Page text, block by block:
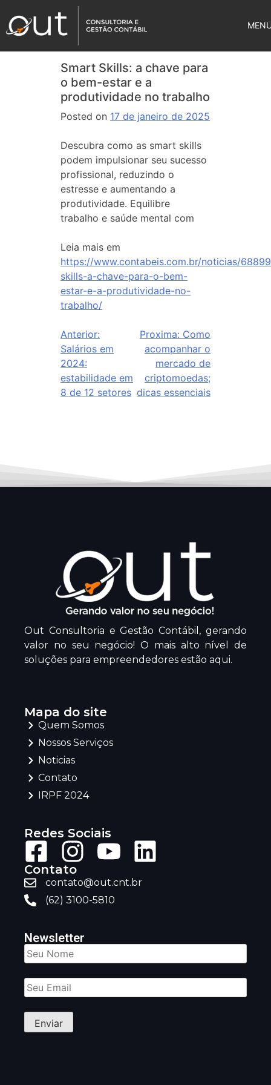
Smart Skills: a chave para
o bem-estar e a
produtividade no trabalho
Posted on 17 de janeiro de 2025
Descubra como as smart skills
podem impulsionar seu sucesso
profissional, reduzindo o
estresse e aumentando a
produtividade. Equilibre
trabalho e saúde mental com
Leia mais em
https://www.contabeis.com.br/noticias/
skills-a-chave-para-o-bem-
estar-e-a-produtividade-no-
trabalho/
Anterior:
Salários em
2024:
estabilidade em
8 de 12 setores
Proxima: Como
acompanhar o
mercado de
criptomoedas;
dicas essenciais
Out Consultoria e Gestão Contábil, gerando
valor no seu negócio! O mais alto nível de
soluções para empreendedores estão aqui.
Mapa do site
Quem Somos
Nossos Serviços
Noticias
Contato
IRPF 2024
Redes Sociais
Contato
contato@out.cnt.br
(62) 3100-5810
Newsletter